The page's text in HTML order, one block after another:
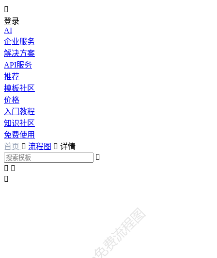

登录
AI
企业服务
解决方案
API服务
推荐
模板社区
价格
入门教程
知识社区
免费使用
首页  流程图  详情

 
